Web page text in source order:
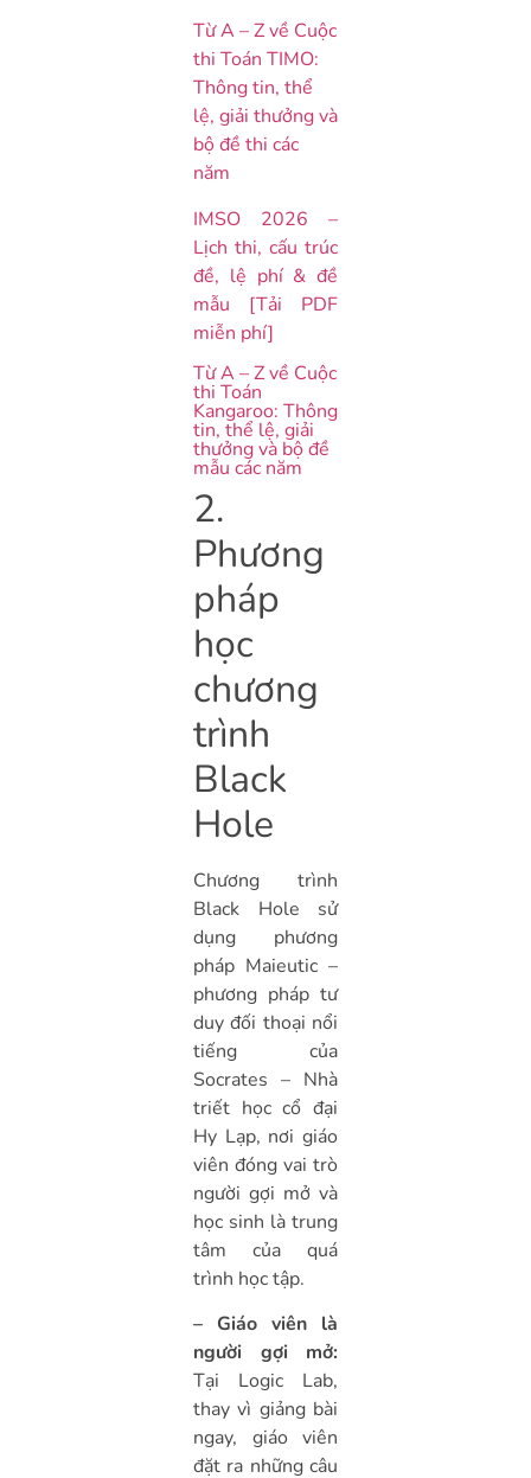
Từ A – Z về Cuộc
thi Toán TIMO:
Thông tin, thể
lệ, giải thưởng và
bộ đề thi các
năm
IMSO 2026 –
Lịch thi, cấu trúc
đề, lệ phí & đề
mẫu [Tải PDF
miễn phí]
Từ A – Z về Cuộc
thi Toán
Kangaroo: Thông
tin, thể lệ, giải
thưởng và bộ đề
mẫu các năm
2.
Phương
pháp
học
chương
trình
Black
Hole
Chương trình
Black Hole sử
dụng phương
pháp Maieutic –
phương pháp tư
duy đối thoại nổi
tiếng của
Socrates – Nhà
triết học cổ đại
Hy Lạp, nơi giáo
viên đóng vai trò
người gợi mở và
học sinh là trung
tâm của quá
trình học tập.
– Giáo viên là
người gợi mở:
Tại Logic Lab,
thay vì giảng bài
ngay, giáo viên
đặt ra những câu